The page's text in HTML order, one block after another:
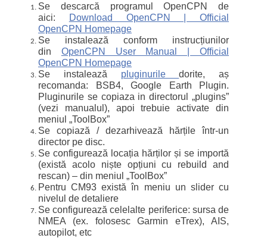
Se descarcă programul OpenCPN de
aici:
Download OpenCPN | Official
OpenCPN Homepage
Se instalează conform instrucțiunilor
din OpenCPN User Manual | Official
OpenCPN Homepage
Se instalează pluginuriledorite, aș
recomanda: BSB4, Google Earth Plugin.
Pluginurile se copiaza in directorul „plugins”
(vezi manualul), apoi trebuie activate din
meniul „ToolBox”
Se copiază / dezarhivează hărțile într-un
director pe disc.
Se configurează locația hărților și se importă
(există acolo niște opțiuni cu rebuild and
rescan) – din meniul „ToolBox”
Pentru CM93 există în meniu un slider cu
nivelul de detaliere
Se configurează celelalte periferice: sursa de
NMEA (ex. folosesc Garmin eTrex), AIS,
autopilot, etc